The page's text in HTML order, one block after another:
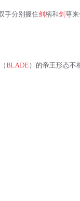
手分别握住剑柄和剑萼
（BLADE ）的帝王形态不